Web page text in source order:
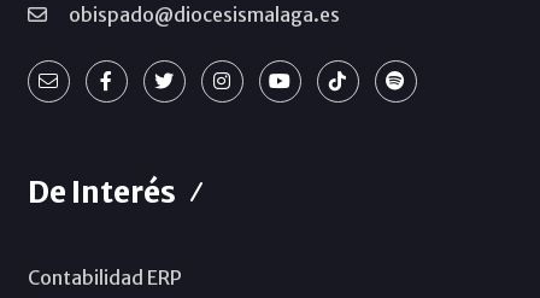
obispado@diocesismalaga.es
De Interés
Contabilidad ERP